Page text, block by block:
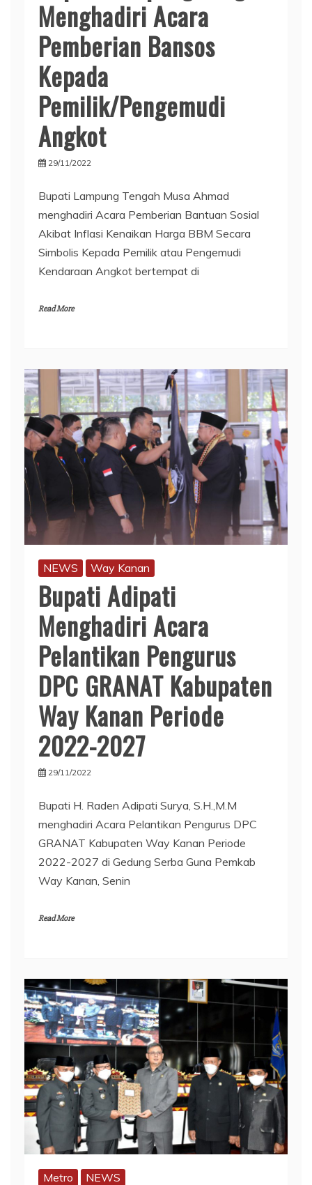
Menghadiri Acara
Pemberian Bansos
Kepada
Pemilik/Pengemudi
Angkot
29/11/2022
Bupati Lampung Tengah Musa Ahmad
menghadiri Acara Pemberian Bantuan Sosial
Akibat Inflasi Kenaikan Harga BBM Secara
Simbolis Kepada Pemilik atau Pengemudi
Kendaraan Angkot bertempat di
Read More
NEWS Way Kanan
Bupati Adipati
Menghadiri Acara
Pelantikan Pengurus
DPC GRANAT Kabupaten
Way Kanan Periode
2022-2027
29/11/2022
Bupati H. Raden Adipati Surya, S.H.,M.M
menghadiri Acara Pelantikan Pengurus DPC
GRANAT Kabupaten Way Kanan Periode
2022-2027 di Gedung Serba Guna Pemkab
Way Kanan, Senin
Read More
Metro NEWS